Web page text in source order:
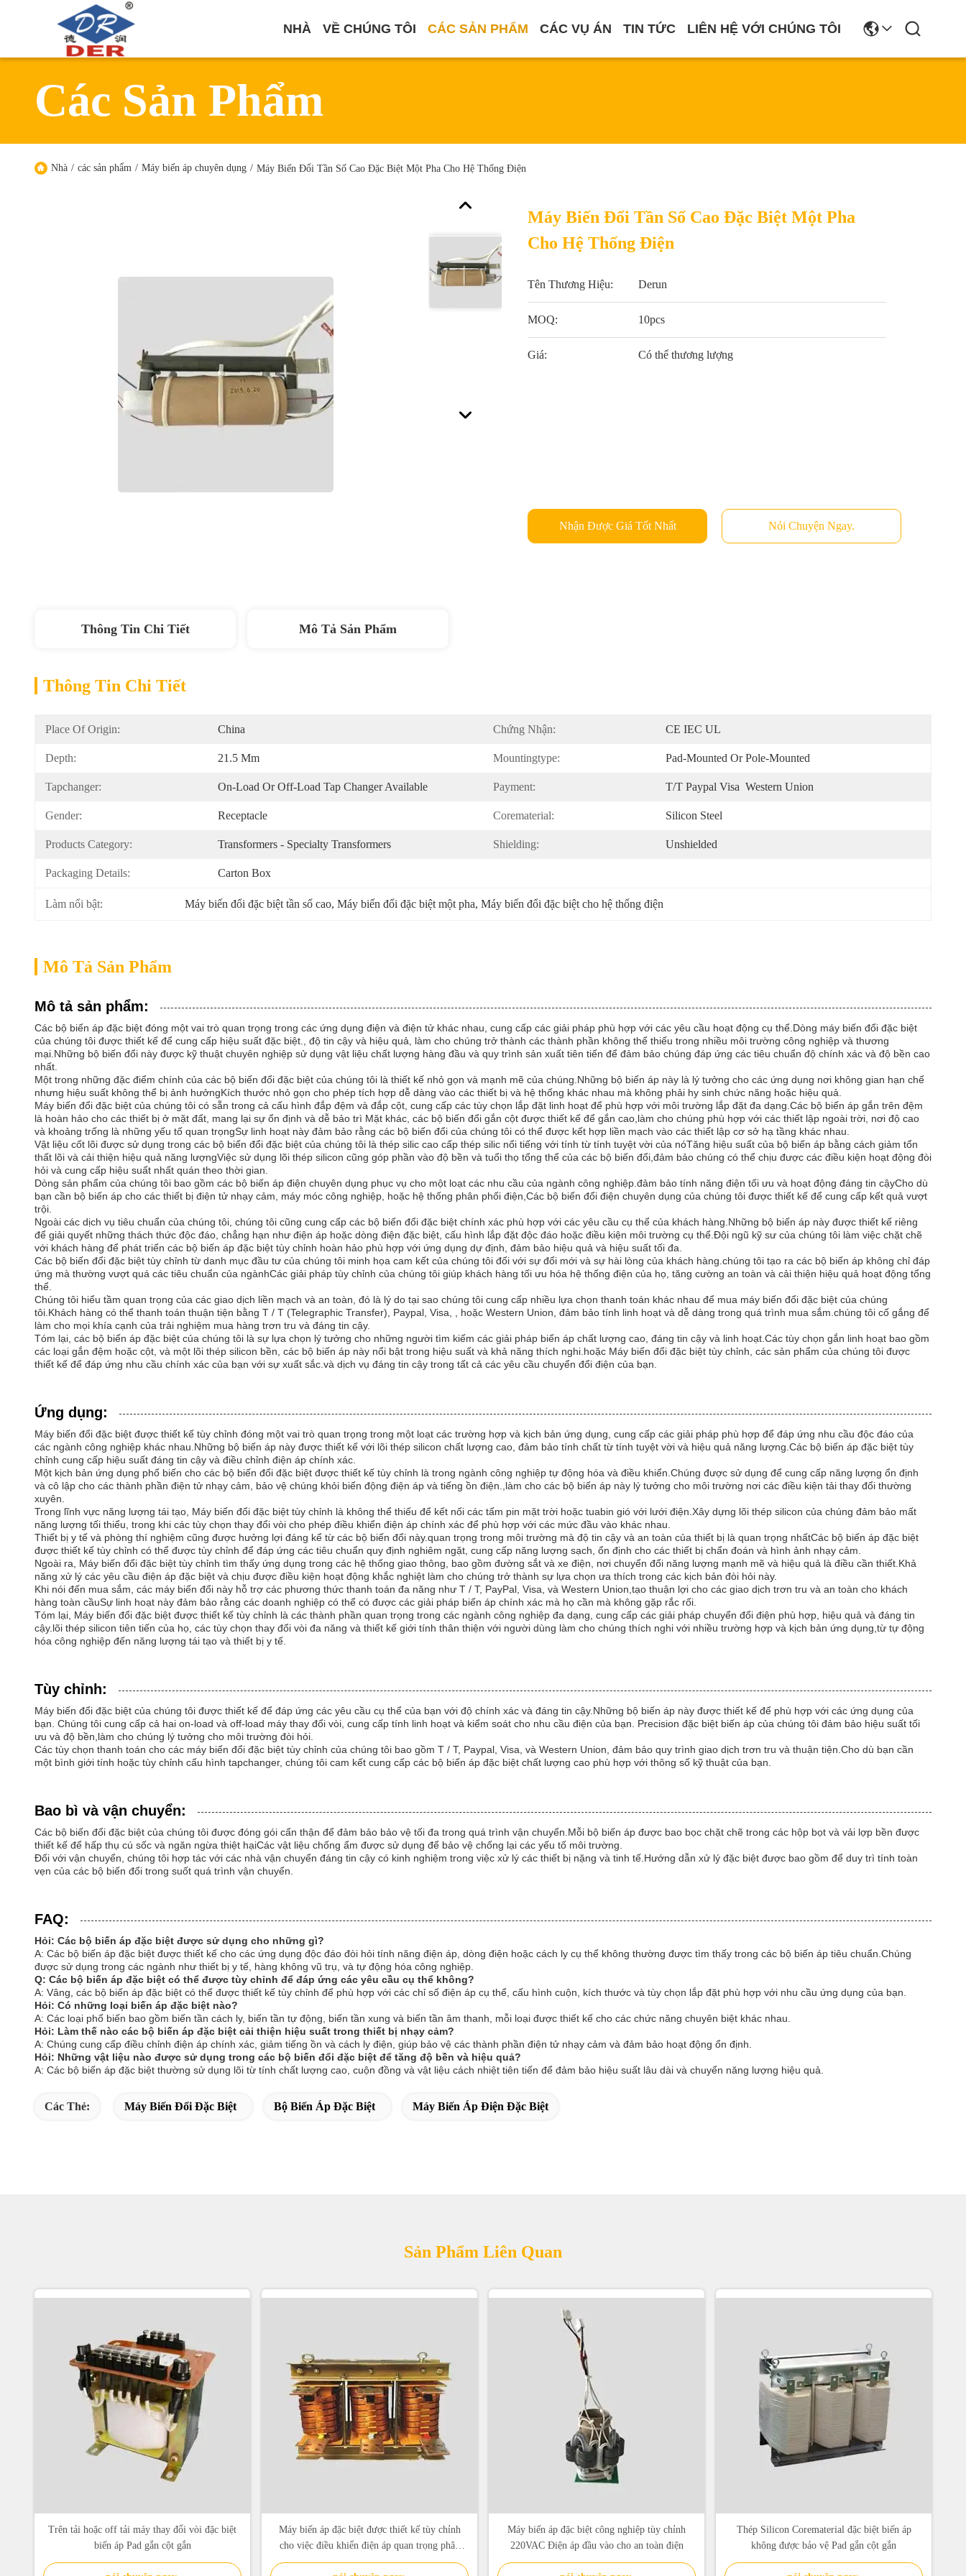
NHÀ VỀ CHÚNG TÔI CÁC SẢN PHẨM CÁC VỤ ÁN TIN TỨC LIÊN HỆ VỚI CHÚNG TÔI
Các Sản Phẩm
Nhà / các sản phẩm / Máy biến áp chuyên dụng / Máy Biến Đổi Tần Số Cao Đặc Biệt Một Pha Cho Hệ Thống Điện
Máy Biến Đổi Tần Số Cao Đặc Biệt Một Pha
Cho Hệ Thống Điện
Tên Thương Hiệu: Derun
MOQ: 10pcs
Giá: Có thể thương lượng
Nhận Được Giá Tốt Nhất Nói Chuyện Ngay.
Thông Tin Chi Tiết Mô Tả Sản Phẩm
Thông Tin Chi Tiết
Place Of Origin: China Chứng Nhận: CE IEC UL
Depth: 21.5 Mm Mountingtype: Pad-Mounted Or Pole-Mounted
Tapchanger: On-Load Or Off-Load Tap Changer Available Payment: T/T Paypal Visa  Western Union
Gender: Receptacle Corematerial: Silicon Steel
Products Category: Transformers - Specialty Transformers Shielding: Unshielded
Packaging Details: Carton Box
Làm nổi bật: Máy biến đổi đặc biệt tần số cao, Máy biến đổi đặc biệt một pha, Máy biến đổi đặc biệt cho hệ thống điện
Mô Tả Sản Phẩm
Mô tả sản phẩm:
Các bộ biến áp đặc biệt đóng một vai trò quan trọng trong các ứng dụng điện và điện tử khác nhau, cung cấp các giải pháp phù hợp với các yêu cầu hoạt động cụ thể.Dòng máy biến đổi đặc biệt
của chúng tôi được thiết kế để cung cấp hiệu suất đặc biệt., độ tin cậy và hiệu quả, làm cho chúng trở thành các thành phần không thể thiếu trong nhiều môi trường công nghiệp và thương
mại.Những bộ biến đổi này được kỹ thuật chuyên nghiệp sử dụng vật liệu chất lượng hàng đầu và quy trình sản xuất tiên tiến để đảm bảo chúng đáp ứng các tiêu chuẩn độ chính xác và độ bền cao
nhất.
Một trong những đặc điểm chính của các bộ biến đổi đặc biệt của chúng tôi là thiết kế nhỏ gọn và mạnh mẽ của chúng.Những bộ biến áp này là lý tưởng cho các ứng dụng nơi không gian hạn chế
nhưng hiệu suất không thể bị ảnh hưởngKích thước nhỏ gọn cho phép tích hợp dễ dàng vào các thiết bị và hệ thống khác nhau mà không phải hy sinh chức năng hoặc hiệu quả.
Máy biến đổi đặc biệt của chúng tôi có sẵn trong cả cấu hình đắp đệm và đắp cột, cung cấp các tùy chọn lắp đặt linh hoạt để phù hợp với môi trường lắp đặt đa dạng.Các bộ biến áp gắn trên đệm
là hoàn hảo cho các thiết bị ở mặt đất, mang lại sự ổn định và dễ bảo trì Mặt khác, các bộ biến đổi gắn cột được thiết kế để gắn cao,làm cho chúng phù hợp với các thiết lập ngoài trời, nơi độ cao
và khoảng trống là những yếu tố quan trọngSự linh hoạt này đảm bảo rằng các bộ biến đổi của chúng tôi có thể được kết hợp liền mạch vào các thiết lập cơ sở hạ tầng khác nhau.
Vật liệu cốt lõi được sử dụng trong các bộ biến đổi đặc biệt của chúng tôi là thép silic cao cấp thép silic nổi tiếng với tính từ tính tuyệt vời của nóTăng hiệu suất của bộ biến áp bằng cách giảm tổn
thất lõi và cải thiện hiệu quả năng lượngViệc sử dụng lõi thép silicon cũng góp phần vào độ bền và tuổi thọ tổng thể của các bộ biến đổi,đảm bảo chúng có thể chịu được các điều kiện hoạt động đòi
hỏi và cung cấp hiệu suất nhất quán theo thời gian.
Dòng sản phẩm của chúng tôi bao gồm các bộ biến áp điện chuyên dụng phục vụ cho một loạt các nhu cầu của ngành công nghiệp.đảm bảo tính năng điện tối ưu và hoạt động đáng tin cậyCho dù
bạn cần bộ biến áp cho các thiết bị điện tử nhạy cảm, máy móc công nghiệp, hoặc hệ thống phân phối điện,Các bộ biến đổi điện chuyên dụng của chúng tôi được thiết kế để cung cấp kết quả vượt
trội.
Ngoài các dịch vụ tiêu chuẩn của chúng tôi, chúng tôi cũng cung cấp các bộ biến đổi đặc biệt chính xác phù hợp với các yêu cầu cụ thể của khách hàng.Những bộ biến áp này được thiết kế riêng
để giải quyết những thách thức độc đáo, chẳng hạn như điện áp hoặc dòng điện đặc biệt, cấu hình lắp đặt độc đáo hoặc điều kiện môi trường cụ thể.Đội ngũ kỹ sư của chúng tôi làm việc chặt chẽ
với khách hàng để phát triển các bộ biến áp đặc biệt tùy chỉnh hoàn hảo phù hợp với ứng dụng dự định, đảm bảo hiệu quả và hiệu suất tối đa.
Các bộ biến đổi đặc biệt tùy chỉnh từ danh mục đầu tư của chúng tôi minh họa cam kết của chúng tôi đối với sự đổi mới và sự hài lòng của khách hàng.chúng tôi tạo ra các bộ biến áp không chỉ đáp
ứng mà thường vượt quá các tiêu chuẩn của ngànhCác giải pháp tùy chỉnh của chúng tôi giúp khách hàng tối ưu hóa hệ thống điện của họ, tăng cường an toàn và cải thiện hiệu quả hoạt động tổng
thể.
Chúng tôi hiểu tầm quan trọng của các giao dịch liền mạch và an toàn, đó là lý do tại sao chúng tôi cung cấp nhiều lựa chọn thanh toán khác nhau để mua máy biến đổi đặc biệt của chúng
tôi.Khách hàng có thể thanh toán thuận tiện bằng T / T (Telegraphic Transfer), Paypal, Visa, , hoặc Western Union, đảm bảo tính linh hoạt và dễ dàng trong quá trình mua sắm.chúng tôi cố gắng để
làm cho mọi khía cạnh của trải nghiệm mua hàng trơn tru và đáng tin cậy.
Tóm lại, các bộ biến áp đặc biệt của chúng tôi là sự lựa chọn lý tưởng cho những người tìm kiếm các giải pháp biến áp chất lượng cao, đáng tin cậy và linh hoạt.Các tùy chọn gắn linh hoạt bao gồm
các loại gắn đệm hoặc cột, và một lõi thép silicon bền, các bộ biến áp này nổi bật trong hiệu suất và khả năng thích nghi.hoặc Máy biến đổi đặc biệt tùy chỉnh, các sản phẩm của chúng tôi được
thiết kế để đáp ứng nhu cầu chính xác của bạn với sự xuất sắc.và dịch vụ đáng tin cậy trong tất cả các yêu cầu chuyển đổi điện của bạn.
Ứng dụng:
Máy biến đổi đặc biệt được thiết kế tùy chỉnh đóng một vai trò quan trọng trong một loạt các trường hợp và kịch bản ứng dụng, cung cấp các giải pháp phù hợp để đáp ứng nhu cầu độc đáo của
các ngành công nghiệp khác nhau.Những bộ biến áp này được thiết kế với lõi thép silicon chất lượng cao, đảm bảo tính chất từ tính tuyệt vời và hiệu quả năng lượng.Các bộ biến áp đặc biệt tùy
chỉnh cung cấp hiệu suất đáng tin cậy và điều chỉnh điện áp chính xác.
Một kịch bản ứng dụng phổ biến cho các bộ biến đổi đặc biệt được thiết kế tùy chỉnh là trong ngành công nghiệp tự động hóa và điều khiển.Chúng được sử dụng để cung cấp năng lượng ổn định
và cô lập cho các thành phần điện tử nhạy cảm, bảo vệ chúng khỏi biến động điện áp và tiếng ồn điện.,làm cho các bộ biến áp này lý tưởng cho môi trường nơi các điều kiện tải thay đổi thường
xuyên.
Trong lĩnh vực năng lượng tái tạo, Máy biến đổi đặc biệt tùy chỉnh là không thể thiếu để kết nối các tấm pin mặt trời hoặc tuabin gió với lưới điện.Xây dựng lõi thép silicon của chúng đảm bảo mất
năng lượng tối thiểu, trong khi các tùy chọn thay đổi vòi cho phép điều khiển điện áp chính xác để phù hợp với các mức đầu vào khác nhau.
Thiết bị y tế và phòng thí nghiệm cũng được hưởng lợi đáng kể từ các bộ biến đổi này.quan trọng trong môi trường mà độ tin cậy và an toàn của thiết bị là quan trọng nhấtCác bộ biến áp đặc biệt
được thiết kế tùy chỉnh có thể được tùy chỉnh để đáp ứng các tiêu chuẩn quy định nghiêm ngặt, cung cấp năng lượng sạch, ổn định cho các thiết bị chẩn đoán và hình ảnh nhạy cảm.
Ngoài ra, Máy biến đổi đặc biệt tùy chỉnh tìm thấy ứng dụng trong các hệ thống giao thông, bao gồm đường sắt và xe điện, nơi chuyển đổi năng lượng mạnh mẽ và hiệu quả là điều cần thiết.Khả
năng xử lý các yêu cầu điện áp đặc biệt và chịu được điều kiện hoạt động khắc nghiệt làm cho chúng trở thành sự lựa chọn ưa thích trong các kịch bản đòi hỏi này.
Khi nói đến mua sắm, các máy biến đổi này hỗ trợ các phương thức thanh toán đa năng như T / T, PayPal, Visa, và Western Union,tạo thuận lợi cho các giao dịch trơn tru và an toàn cho khách
hàng toàn cầuSự linh hoạt này đảm bảo rằng các doanh nghiệp có thể có được các giải pháp biến áp chính xác mà họ cần mà không gặp rắc rối.
Tóm lại, Máy biến đổi đặc biệt được thiết kế tùy chỉnh là các thành phần quan trọng trong các ngành công nghiệp đa dạng, cung cấp các giải pháp chuyển đổi điện phù hợp, hiệu quả và đáng tin
cậy.lõi thép silicon tiên tiến của họ, các tùy chọn thay đổi vòi đa năng và thiết kế giới tính thân thiện với người dùng làm cho chúng thích nghi với nhiều trường hợp và kịch bản ứng dụng,từ tự động
hóa công nghiệp đến năng lượng tái tạo và thiết bị y tế.
Tùy chỉnh:
Máy biến đổi đặc biệt của chúng tôi được thiết kế để đáp ứng các yêu cầu cụ thể của bạn với độ chính xác và đáng tin cậy.Những bộ biến áp này được thiết kế để phù hợp với các ứng dụng của
bạn. Chúng tôi cung cấp cả hai on-load và off-load máy thay đổi vòi, cung cấp tính linh hoạt và kiểm soát cho nhu cầu điện của bạn. Precision đặc biệt biến áp của chúng tôi đảm bảo hiệu suất tối
ưu và độ bền,làm cho chúng lý tưởng cho môi trường đòi hỏi.
Các tùy chọn thanh toán cho các máy biến đổi đặc biệt tùy chỉnh của chúng tôi bao gồm T / T, Paypal, Visa, và Western Union, đảm bảo quy trình giao dịch trơn tru và thuận tiện.Cho dù bạn cần
một bình giới tính hoặc tùy chỉnh cấu hình tapchanger, chúng tôi cam kết cung cấp các bộ biến áp đặc biệt chất lượng cao phù hợp với thông số kỹ thuật của bạn.
Bao bì và vận chuyển:
Các bộ biến đổi đặc biệt của chúng tôi được đóng gói cẩn thận để đảm bảo bảo vệ tối đa trong quá trình vận chuyển.Mỗi bộ biến áp được bao bọc chặt chẽ trong các hộp bọt và vải lợp bền được
thiết kế để hấp thụ cú sốc và ngăn ngừa thiệt hạiCác vật liệu chống ẩm được sử dụng để bảo vệ chống lại các yếu tố môi trường.
Đối với vận chuyển, chúng tôi hợp tác với các nhà vận chuyển đáng tin cậy có kinh nghiệm trong việc xử lý các thiết bị nặng và tinh tế.Hướng dẫn xử lý đặc biệt được bao gồm để duy trì tính toàn
vẹn của các bộ biến đổi trong suốt quá trình vận chuyển.
FAQ:
Hỏi: Các bộ biến áp đặc biệt được sử dụng cho những gì?
A: Các bộ biến áp đặc biệt được thiết kế cho các ứng dụng độc đáo đòi hỏi tính năng điện áp, dòng điện hoặc cách ly cụ thể không thường được tìm thấy trong các bộ biến áp tiêu chuẩn.Chúng
được sử dụng trong các ngành như thiết bị y tế, hàng không vũ trụ, và tự động hóa công nghiệp.
Q: Các bộ biến áp đặc biệt có thể được tùy chỉnh để đáp ứng các yêu cầu cụ thể không?
A: Vâng, các bộ biến áp đặc biệt có thể được thiết kế tùy chỉnh để phù hợp với các chỉ số điện áp cụ thể, cấu hình cuộn, kích thước và tùy chọn lắp đặt phù hợp với nhu cầu ứng dụng của bạn.
Hỏi: Có những loại biến áp đặc biệt nào?
A: Các loại phổ biến bao gồm biến tần cách ly, biến tần tự động, biến tần xung và biến tần âm thanh, mỗi loại được thiết kế cho các chức năng chuyên biệt khác nhau.
Hỏi: Làm thế nào các bộ biến áp đặc biệt cải thiện hiệu suất trong thiết bị nhạy cảm?
A: Chúng cung cấp điều chỉnh điện áp chính xác, giảm tiếng ồn và cách ly điện, giúp bảo vệ các thành phần điện tử nhạy cảm và đảm bảo hoạt động ổn định.
Hỏi: Những vật liệu nào được sử dụng trong các bộ biến đổi đặc biệt để tăng độ bền và hiệu quả?
A: Các bộ biến áp đặc biệt thường sử dụng lõi từ tính chất lượng cao, cuộn đồng và vật liệu cách nhiệt tiên tiến để đảm bảo hiệu suất lâu dài và chuyển năng lượng hiệu quả.
Các Thẻ: Máy Biến Đổi Đặc Biệt Bộ Biến Áp Đặc Biệt Máy Biến Áp Điện Đặc Biệt
Sản Phẩm Liên Quan
Trên tải hoặc off tải máy thay đổi vòi đặc biệt
biến áp Pad gắn cột gắn
Máy biến áp đặc biệt được thiết kế tùy chỉnh
cho việc điều khiển điện áp quan trọng phân
phối điện
Máy biến áp đặc biệt công nghiệp tùy chỉnh
220VAC Điện áp đầu vào cho an toàn điện
Thép Silicon Corematerial đặc biệt biến áp
không được bảo vệ Pad gắn cột gắn